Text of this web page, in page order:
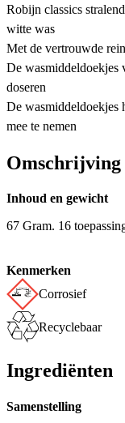
Robijn classics
witte was
Met de vertrouwde
De wasmiddeldoekjes
doseren
De wasmiddeldoekjes
mee te nemen
Omschrijving
Inhoud en gewicht
67 Gram. 16
Kenmerken
Corrosief
Recyclebaar
Ingrediënten
Samenstelling